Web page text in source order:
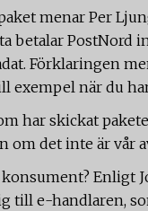
menar Per
betalar PostNord
Förklaringen
exempel när du
har skickat
om det inte är vår
konsument? Enligt
till e-handlaren,